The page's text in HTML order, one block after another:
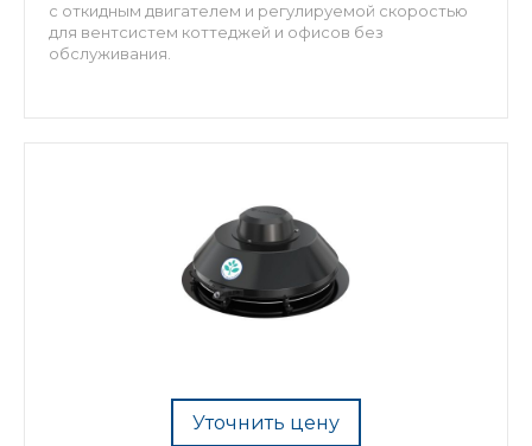
с откидным двигателем и регулируемой скоростью
для вентсистем коттеджей и офисов без
обслуживания.
Уточнить цену